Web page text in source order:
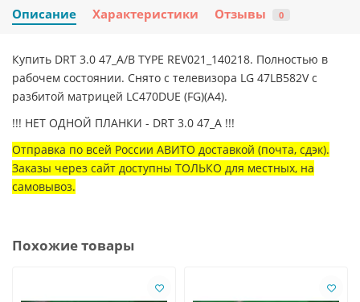
Описание Характеристики Отзывы 0
Купить DRT 3.0 47_A/B TYPE REV021_140218. Полностью в
рабочем состоянии. Снято с телевизора LG 47LB582V с
разбитой матрицей LC470DUE (FG)(A4).
!!! НЕТ ОДНОЙ ПЛАНКИ - DRT 3.0 47_A !!!
Отправка по всей России АВИТО доставкой (почта, сдэк).
Заказы через сайт доступны ТОЛЬКО для местных, на
самовывоз.
Похожие товары